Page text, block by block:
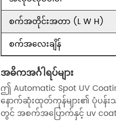
စက်အတိုင်းအတာ (L W H)
စက်အလေးချိန်
အဓိကအင်္ဂါရပ်များ
ဤ Automatic Spot UV
နောက်ဆုံးထုတ်ကုန်များ၏ ပုံပန်းသ
တွင် အစက်အပြောက်နှင့် uv